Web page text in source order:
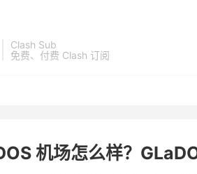
Clash Sub
免费、付费 Clash 订阅
机场怎么样？